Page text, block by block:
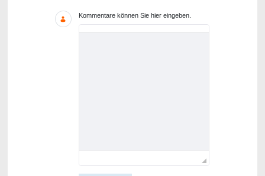
Kommentare können Sie hier eingeben.